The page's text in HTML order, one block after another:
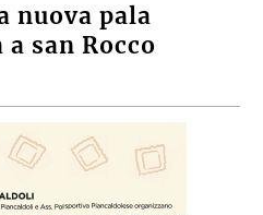
nuova pala
san Rocco